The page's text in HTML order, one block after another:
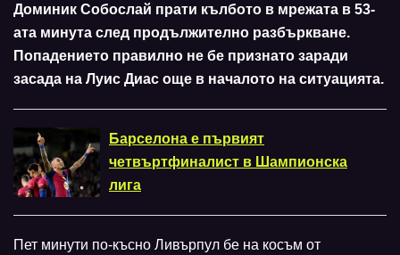
Доминик Собослай прати кълбото в мрежата в 53-
ата минута след продължително разбъркване.
Попадението правилно не бе признато заради
засада на Луис Диас още в началото на ситуацията.
Барселона е първият
четвъртфиналист в Шампионска
лига
Пет минути по-късно Ливърпул бе на косъм от